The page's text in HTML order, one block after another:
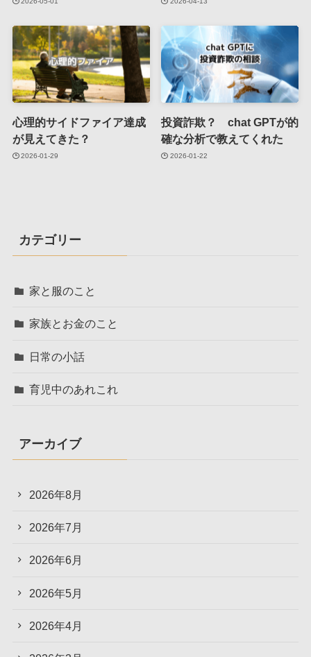
心理的サイドファイア達成
が見えてきた？
2026-01-29
投資詐欺？ chat GPTが的
確な分析で教えてくれた
2026-01-22
カテゴリー
家と服のこと
家族とお金のこと
日常の小話
育児中のあれこれ
アーカイブ
2026年8月
2026年7月
2026年6月
2026年5月
2026年4月